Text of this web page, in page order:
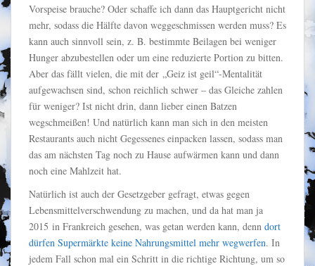
Vorspeise brauche? Oder schaffe ich dann das Hauptgericht nicht
mehr, sodass die Hälfte davon weggeschmissen werden muss? Es
kann auch sinnvoll sein, z. B. bestimmte Beilagen bei weniger
Hunger abzubestellen oder um eine reduzierte Portion zu bitten.
Aber das fällt vielen, die mit der „Geiz ist geil“-Mentalität
aufgewachsen sind, schon reichlich schwer – das Gleiche zahlen
für weniger? Ist nicht drin, dann lieber einen Batzen
wegschmeißen! Und natürlich kann man sich in den meisten
Restaurants auch nicht Gegessenes einpacken lassen, sodass man
das am nächsten Tag noch zu Hause aufwärmen kann und dann
noch eine Mahlzeit hat.
Natürlich ist auch der Gesetzgeber gefragt, etwas gegen
Lebensmittelverschwendung zu machen, und da hat man ja
2015 in Frankreich gesehen, was getan werden kann, denn dort
dürfen Supermärkte keine Nahrungsmittel mehr wegwerfen. In
jedem Fall schon mal ein Schritt in die richtige Richtung, um so